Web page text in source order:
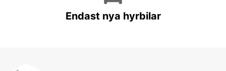
Endast nya hyrbilar